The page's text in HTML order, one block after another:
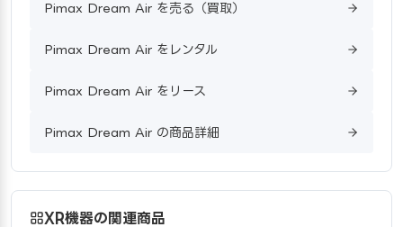
Pimax Dream Air を売る（買取）
Pimax Dream Air をレンタル
Pimax Dream Air をリース
Pimax Dream Air の商品詳細
XR機器の関連商品